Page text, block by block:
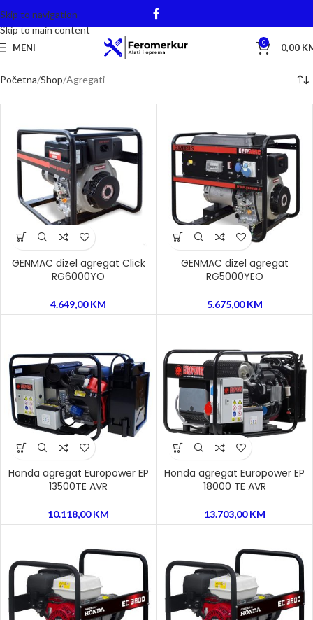
Skip to navigation
Skip to main content
MENI 0 0,00
Početna Shop Agregati
GENMAC dizel agregat Click
RG6000YO
4.649,00KM
GENMAC dizel agregat
RG5000YEO
5.675,00KM
Honda agregat Europower EP
13500TE AVR
10.118,00KM
Honda agregat Europower EP
18000 TE AVR
13.703,00KM